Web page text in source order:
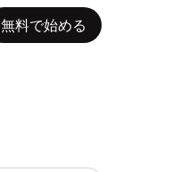
無料で始める